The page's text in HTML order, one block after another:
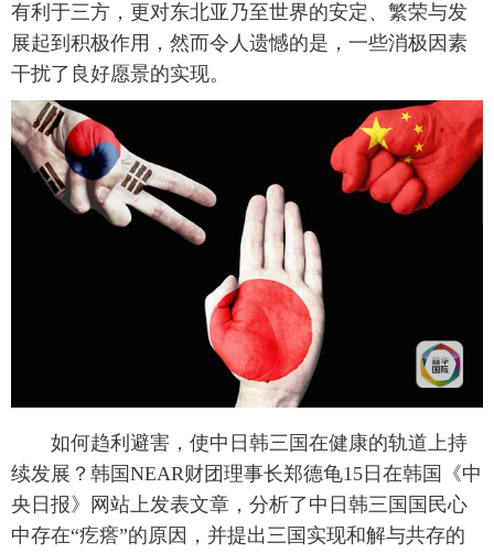
有利于三方，更对东北亚乃至世界的安定、繁荣与发
展起到积极作用，然而令人遗憾的是，一些消极因素
干扰了良好愿景的实现。
如何趋利避害，使中日韩三国在健康的轨道上持
续发展？韩国NEAR财团理事长郑德龟15日在韩国《中
央日报》网站上发表文章，分析了中日韩三国国民心
中存在“疙瘩”的原因，并提出三国实现和解与共存的